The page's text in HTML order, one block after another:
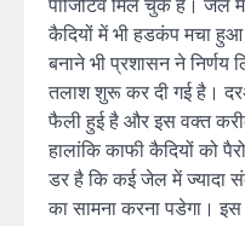
कैदियों में भी हडकंप मचा
बनाने भी प्रशासन ने
तलाश शुरू कर दी गई है।
फैली हुई है और इस वक्त
हालांकि काफी कैदियों को
डर है कि कई जेल में ज्यादा
का सामना करना पडेगा।